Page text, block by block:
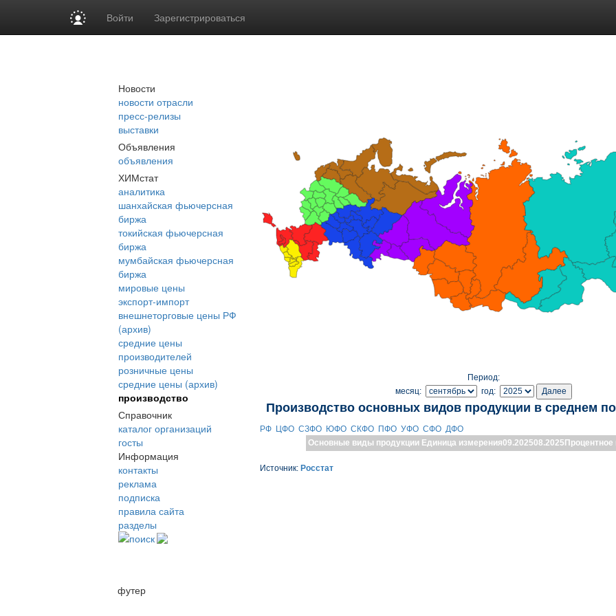
Войти Зарегистрироваться
Новости
новости отрасли
пресс-релизы
выставки
Объявления
объявления
ХИМстат
аналитика
шанхайская фьючерсная
биржа
токийская фьючерсная
биржа
мумбайская фьючерсная
биржа
мировые цены
экспорт-импорт
внешнеторговые цены РФ
(архив)
средние цены
производителей
розничные цены
средние цены (архив)
производство
Справочник
каталог организаций
госты
Информация
контакты
реклама
подписка
правила сайта
разделы
поиск
Период:
месяц:
год:
Производство основных видов продукции в среднем по
РФ ЦФО СЗФО ЮФО СКФО ПФО УФО СФО ДФО
Основные виды продукции Единица измерения09.202508.2025 Процентное
Источник: Росстат
футер